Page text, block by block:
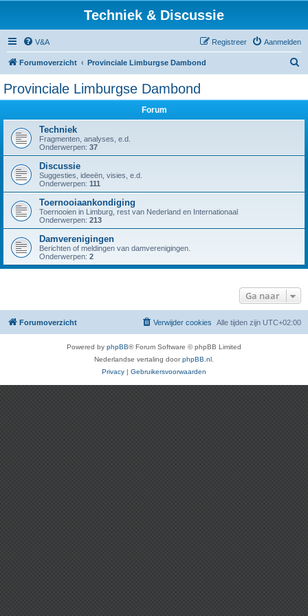
Techniek & Discussie
V&A Aanmelden
Registreer
Forumoverzicht Provinciale Limburgse Dambond
Provinciale Limburgse Dambond
Forum
Techniek
Fragmenten, analyses, e.d.
Onderwerpen: 37
Discussie
Suggesties, ideeën, visies, e.d.
Onderwerpen: 111
Toernooiaankondiging
Toernooien in Limburg, rest van Nederland en Internationaal
Onderwerpen: 213
Damverenigingen
Berichten of meldingen van damverenigingen.
Onderwerpen: 2
Ga naar
Forumoverzicht Alle tijden zijn UTC+02:00
Verwijder cookies
Powered by phpBB® Forum Software © phpBB Limited
Nederlandse vertaling doorphpBB.nl
Privacy | Gebruikersvoorwaarden